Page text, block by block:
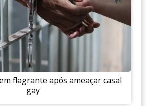
flagrante após ameaçar casal
gay